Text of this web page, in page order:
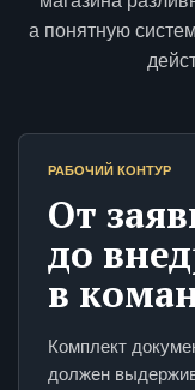
а понятную
РАБОЧИЙ КОНТУР
От
до
в
Комплект
должен